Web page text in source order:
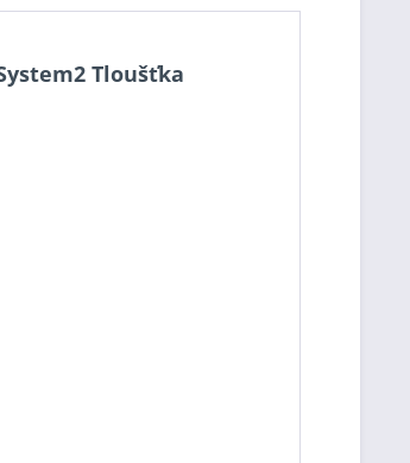
Tloušťka